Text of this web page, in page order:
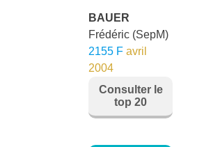
BAUER
Frédéric (SepM)
2155 F avril
2004
Consulter le
top 20